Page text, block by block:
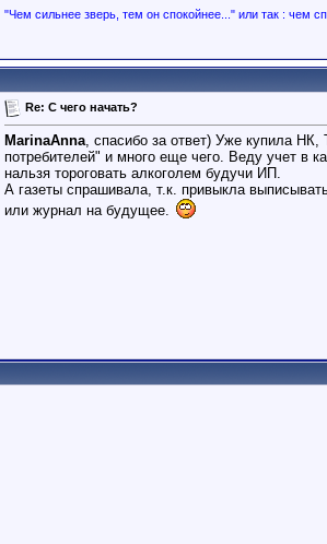
"Чем сильнее зверь, тем он спокойнее..." или так : чем
Re: C чего начать?
MarinaAnna, спасибо за ответ) Уже купила
потребителей" и много еще чего. Веду учет в
нальзя тороговать алкоголем будучи ИП.
А газеты спрашивала, т.к. привыкла
или журнал на будущее.